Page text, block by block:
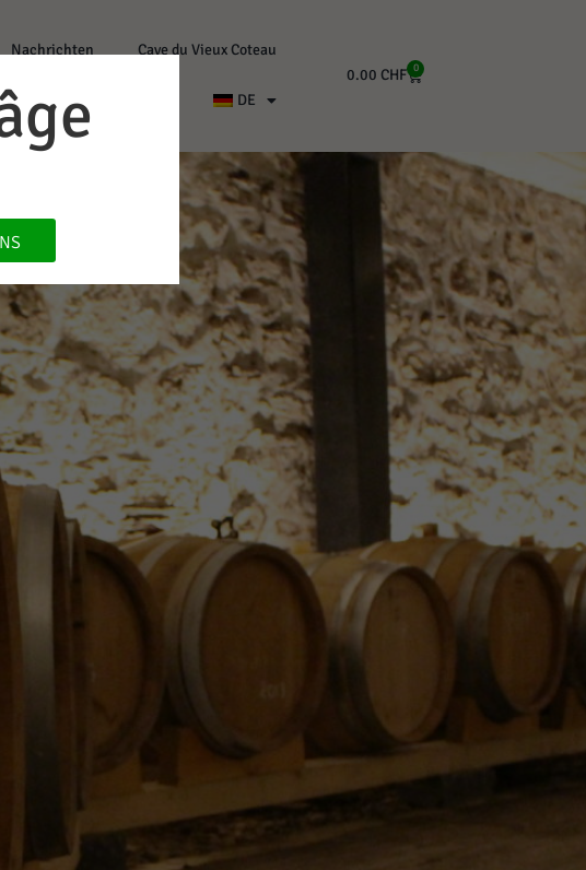
Nachrichten Cave du Vieux Coteau
DE
0.00CHF 0